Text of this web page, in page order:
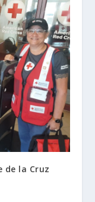
de la Cruz